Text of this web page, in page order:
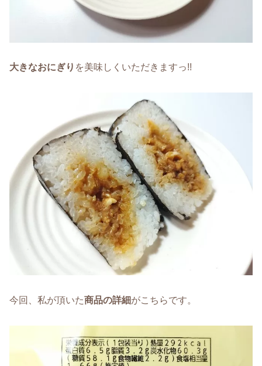
大きなおにぎり を美味しくいただきますっ!!
今回、私が頂いた商品の詳細がこちらです。